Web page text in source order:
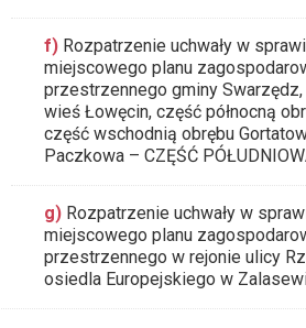
f) Rozpatrzenie uchwały w
miejscowego planu
przestrzennego gminy
wieś Łowęcin, część północną
część wschodnią obrębu
Paczkowa – CZĘŚĆ
g) Rozpatrzenie uchwały w
miejscowego planu
przestrzennego w rejonie ulicy
osiedla Europejskiego w